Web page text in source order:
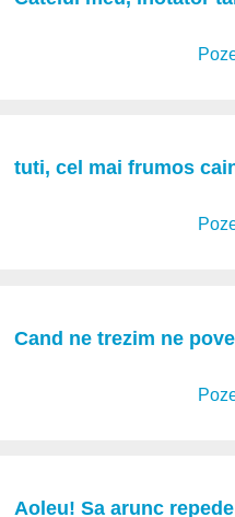
tuti, cel mai frumos
Cand ne trezim ne
Aoleu! Sa arunc